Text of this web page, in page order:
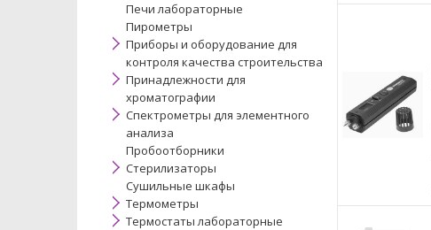
Печи лабораторные
Пирометры
Приборы и оборудование для
контроля качества строительства
Принадлежности для
хроматографии
Спектрометры для элементного
анализа
Пробоотборники
Стерилизаторы
Сушильные шкафы
Термометры
Термостаты лабораторные